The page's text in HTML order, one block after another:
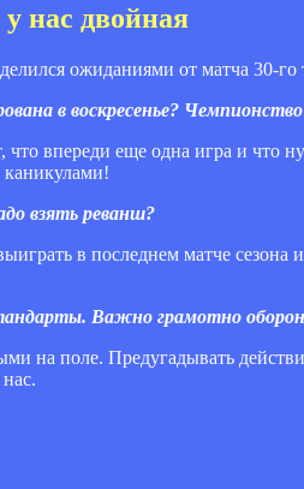
нас двойная
ожиданиями от матча 30-
в воскресенье?
впереди еще одна игра и что
каникулами!
взять реванш?
в последнем матче
Важно грамотно
на поле. Предугадывать